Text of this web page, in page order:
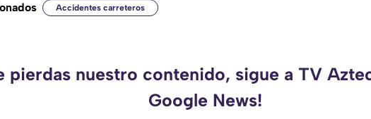
Accidentes carreteros
pierdas nuestro contenido, sigue a TV
Google News!